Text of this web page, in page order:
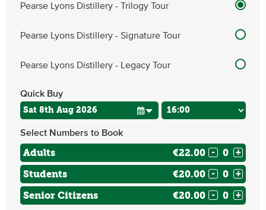
Pearse Lyons Distillery - Trilogy Tour
Pearse Lyons Distillery - Signature Tour
Pearse Lyons Distillery - Legacy Tour
Quick Buy
Select Numbers to Book
Adults €22.00 - +
Students €20.00 - +
Senior Citizens €20.00 - +